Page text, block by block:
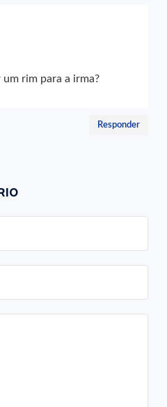
rim para a irma?
Responder